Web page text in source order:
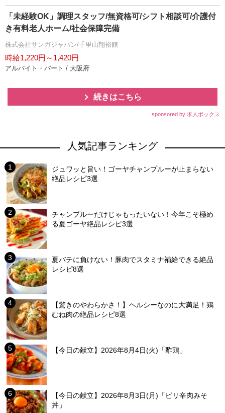
「未経験OK」調理スタッフ/無資格可/シフト相談可/介護付
き有料老人ホーム/社会保障完備
株式会社サンガジャパン/千里山翔裕館
時給1,220円～1,420円
アルバイト・パート / 大阪府
続きはこちら
sponsored by 求人ボックス
人気記事ランキング
ジュワッと旨い！ゴーヤチャンプルーが止まらない
絶品レシピ3選
チャンプルーだけじゃもったいない！今年こそ極め
る夏ゴーヤ絶品レシピ3選
夏バテに負けない！豚肉でスタミナ補給できる絶品
レシピ8選
【驚きのやわらかさ！】ヘルシーなのに大満足！鶏
むね肉の絶品レシピ8選
【今日の献立】2026年8月4日(火)「酢鶏」
【今日の献立】2026年8月3日(月)「ピリ辛肉みそ
丼」